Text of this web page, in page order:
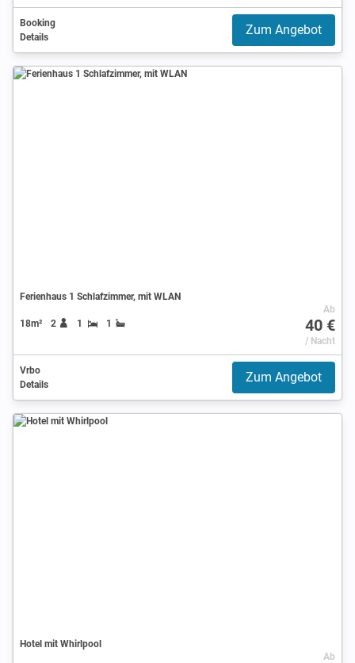
Booking
Details
Zum Angebot
Ferienhaus 1 Schlafzimmer, mit WLAN
18m² 2 1 1
Ab
40 €
/ Nacht
Vrbo
Details
Zum Angebot
Hotel mit Whirlpool
Ab